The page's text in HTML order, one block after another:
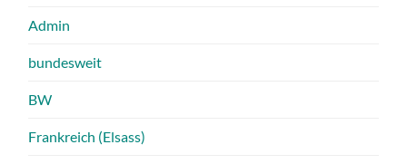
Admin
bundesweit
BW
Frankreich (Elsass)